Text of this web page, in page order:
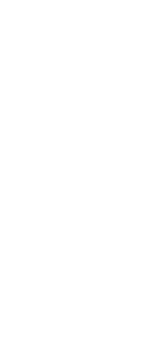
com enfarte
de Lp(a), revela estudo
linha no cancro da
em doentes não
psicólogo e
do ouvido com